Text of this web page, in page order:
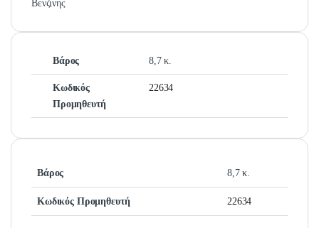
Βενζινης
Βάρος 8,7 κ.
Κωδικός
Προμηθευτή
22634
Βάρος 8,7 κ.
Κωδικός Προμηθευτή 22634